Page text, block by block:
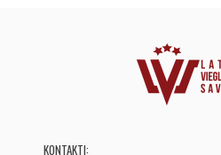
KONTAKTI: